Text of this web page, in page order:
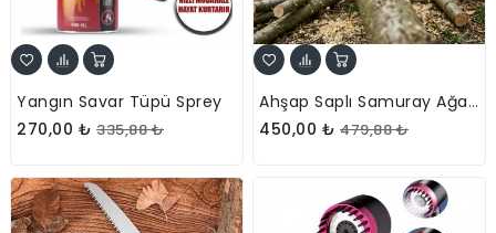
Yangın Savar Tüpü Sprey
270,00 ₺ 335,88 ₺
Ahşap Saplı Samuray Ağaç Budama Testeresi
450,00 ₺ 479,88 ₺